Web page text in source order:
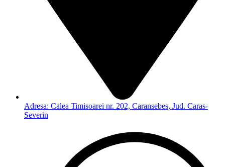
Adresa: Calea Timisoarei nr. 202, Caransebes, Jud. Caras-
Severin